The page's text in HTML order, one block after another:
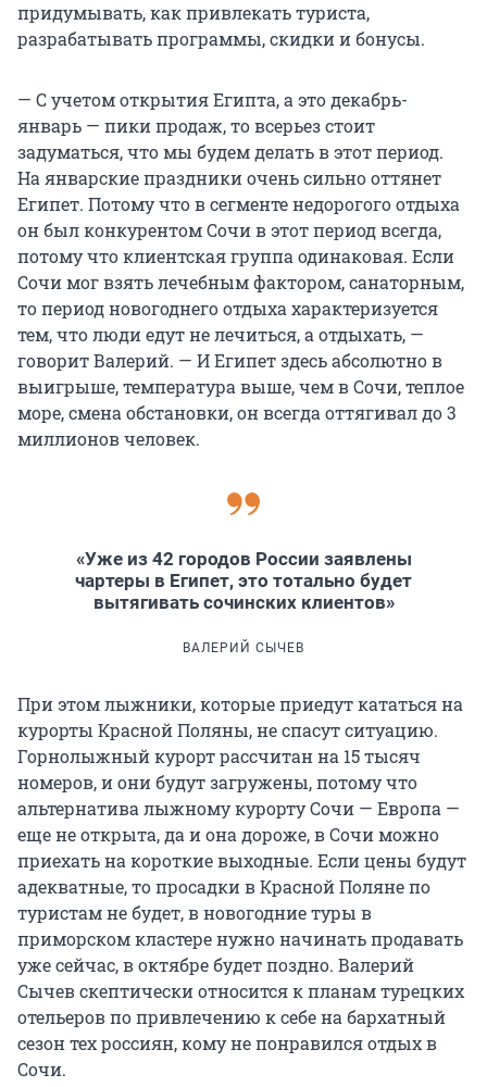
придумывать, как привлекать туриста,
разрабатывать программы, скидки и бонусы.
— С учетом открытия Египта, а это декабрь-
январь — пики продаж, то всерьез стоит
задуматься, что мы будем делать в этот период.
На январские праздники очень сильно оттянет
Египет. Потому что в сегменте недорогого отдыха
он был конкурентом Сочи в этот период всегда,
потому что клиентская группа одинаковая. Если
Сочи мог взять лечебным фактором, санаторным,
то период новогоднего отдыха характеризуется
тем, что люди едут не лечиться, а отдыхать, —
говорит Валерий. — И Египет здесь абсолютно в
выигрыше, температура выше, чем в Сочи, теплое
море, смена обстановки, он всегда оттягивал до 3
миллионов человек.
«Уже из 42 городов России заявлены
чартеры в Египет, это тотально будет
вытягивать сочинских клиентов»
ВАЛЕРИЙ СЫЧЕВ
При этом лыжники, которые приедут кататься на
курорты Красной Поляны, не спасут ситуацию.
Горнолыжный курорт рассчитан на 15 тысяч
номеров, и они будут загружены, потому что
альтернатива лыжному курорту Сочи — Европа —
еще не открыта, да и она дороже, в Сочи можно
приехать на короткие выходные. Если цены будут
адекватные, то просадки в Красной Поляне по
туристам не будет, в новогодние туры в
приморском кластере нужно начинать продавать
уже сейчас, в октябре будет поздно. Валерий
Сычев скептически относится к планам турецких
отельеров по привлечению к себе на бархатный
сезон тех россиян, кому не понравился отдых в
Сочи.